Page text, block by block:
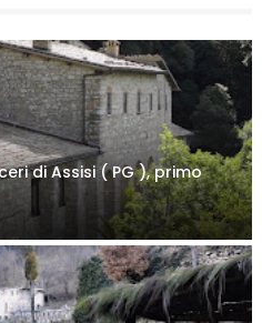
di Assisi ( PG ), primo